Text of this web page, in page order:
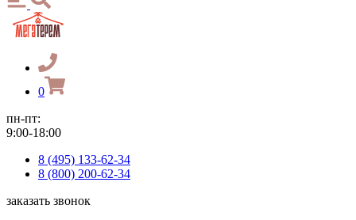
0
пн-пт:
9:00-18:00
8 (495) 133-62-34
8 (800) 200-62-34
заказать звонок